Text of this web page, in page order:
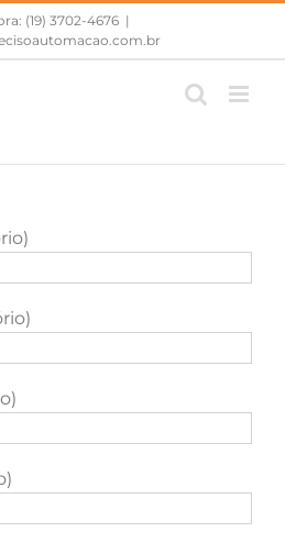
(19) 3702-4676 |